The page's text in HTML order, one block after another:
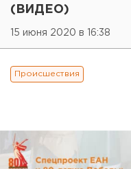
(ВИДЕО)
15 июня 2020 в 16:38
Происшествия